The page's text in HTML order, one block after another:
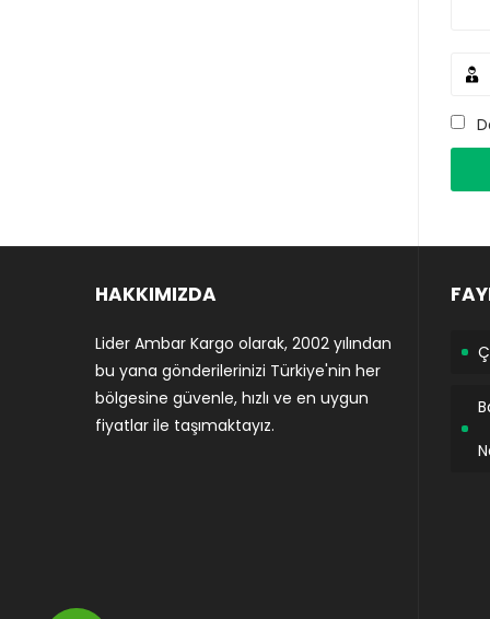
HAKKIMIZDA
Lider Ambar Kargo olarak, 2002 yılından
bu yana gönderilerinizi Türkiye'nin her
bölgesine güvenle, hızlı ve en uygun
fiyatlar ile taşımaktayız.